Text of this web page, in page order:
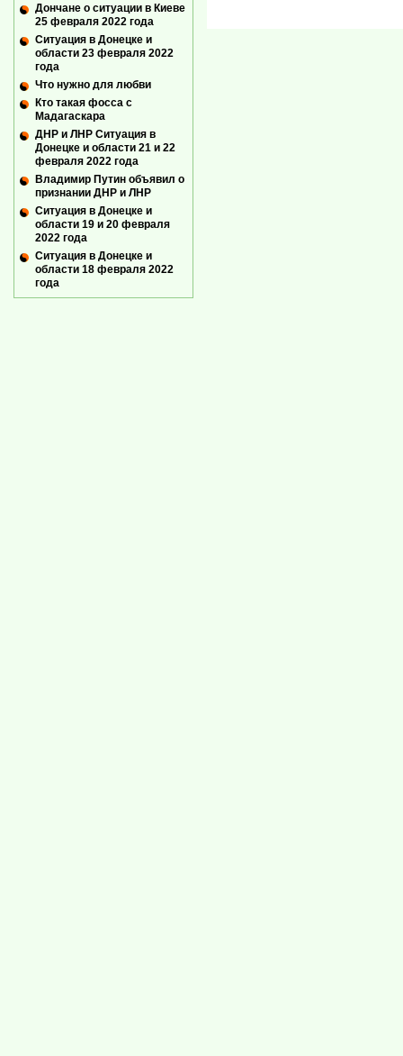
Дончане о ситуации в Киеве
25 февраля 2022 года
Ситуация в Донецке и
области 23 февраля 2022
года
Что нужно для любви
Кто такая фосса с
Мадагаскара
ДНР и ЛНР Ситуация в
Донецке и области 21 и 22
февраля 2022 года
Владимир Путин объявил о
признании ДНР и ЛНР
Ситуация в Донецке и
области 19 и 20 февраля
2022 года
Ситуация в Донецке и
области 18 февраля 2022
года